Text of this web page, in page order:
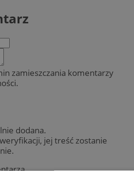
zamieszczania komentarzy
dodana.
jej treść zostanie
...